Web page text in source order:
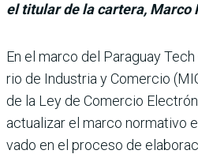
el titular de la cartera, Marco
En el marco del Paraguay
rio de Industria y Comercio
de la Ley de Comercio
actualizar el marco norma­tivo
vado en el proceso de